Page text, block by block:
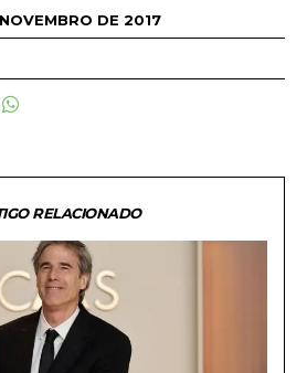
DE 2017
RELACIONADO